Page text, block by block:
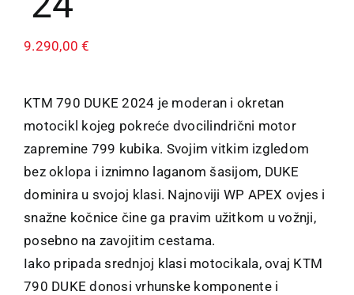
9.290,00€
KTM 790 DUKE 2024 je moderan i okretan
motocikl kojeg pokreće dvocilindrični motor
zapremine 799 kubika. Svojim vitkim izgledom
bez oklopa i iznimno laganom šasijom, DUKE
dominira u svojoj klasi. Najnoviji WP APEX ovjes i
snažne kočnice čine ga pravim užitkom u vožnji,
posebno na zavojitim cestama.
Iako pripada srednjoj klasi motocikala, ovaj KTM
790 DUKE donosi vrhunske komponente i